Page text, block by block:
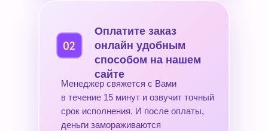
Менеджер свяжется с Вами
в течение 15 минут и озвучит точный
срок исполнения. И после оплаты,
деньги замораживаются
Оплатите заказ
онлайн удобным
способом на нашем
сайте